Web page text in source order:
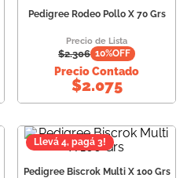
Pedigree Rodeo Pollo X 70 Grs
Precio de Lista
$2.306 10%OFF
Precio Contado
$2.075
Llevá 4, pagá 3!
Pedigree Biscrok Multi X 100 Grs